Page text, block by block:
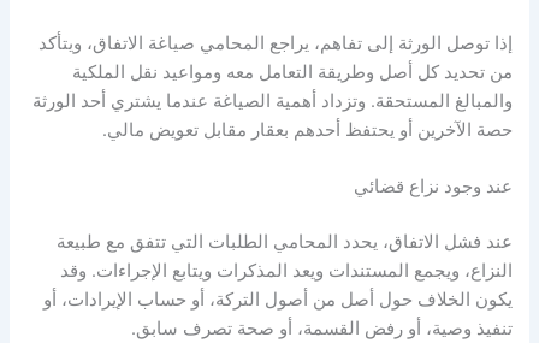
إذا توصل الورثة إلى تفاهم، يراجع المحامي صياغة الاتفاق، ويتأكد
من تحديد كل أصل وطريقة التعامل معه ومواعيد نقل الملكية
والمبالغ المستحقة. وتزداد أهمية الصياغة عندما يشتري أحد الورثة
حصة الآخرين أو يحتفظ أحدهم بعقار مقابل تعويض مالي.
عند وجود نزاع قضائي
عند فشل الاتفاق، يحدد المحامي الطلبات التي تتفق مع طبيعة
النزاع، ويجمع المستندات ويعد المذكرات ويتابع الإجراءات. وقد
يكون الخلاف حول أصل من أصول التركة، أو حساب الإيرادات، أو
تنفيذ وصية، أو رفض القسمة، أو صحة تصرف سابق.